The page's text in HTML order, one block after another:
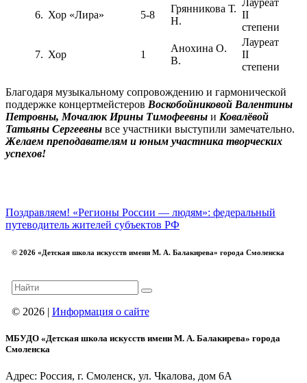
6. Хор «Лира» 5-8
Грянникова Т.
Н.
Лауреат
II
степени
7. Хор 1
Анохина О.
В.
Лауреат
II
степени
Благодаря музыкальному сопровождению и гармонической
поддержке концертмейстеров Воскобойниковой Валентины
Петровны, Мочалюк Ирины Тимофеевны и Ковалёвой
Татьяны Сергеевны все участники выступили замечательно.
Желаем преподавателям и юным участника творческих
успехов!
Поздравляем! «Регионы России — людям»: федеральный
путеводитель жителей субъектов РФ
© 2026 «Детская школа искусств имени М. А. Балакирева» города Смоленска
© 2026 | Информация о сайте
МБУДО «Детская школа искусств имени М. А. Балакирева» города
Смоленска
Адрес: Россия, г. Смоленск, ул. Чкалова, дом 6А